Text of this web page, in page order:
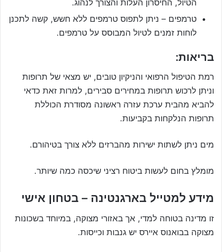
הטיול, החיסרון העלות והצורך לנהוג.
טרמפים – ניתן לתפוס טרמפים ללא חשש, קשה לתכנן
לוחות זמנים לטיול המבוסס על טרמפים.
בריאות:
רמת הטיפול הרפואי והניקיון טובים, יש מצאי של תרופות
וניתן לרכוש תרופות במחירים סבירים, למרות זאת כדאי
להביא מהבית ערכת עזרה ראשונה מסודרת הכוללת
תרופות הנלקחות בקביעות.
מים ניתן לשתות ישירות מהברזים ללא צורך בטיהורם.
מומלץ בחום לעשות ביטוח רציני שיכסה כמה שיותר.
מידע למטייל בארגנטינה – בטחון אישי
זו מדינה בטוחה למדי, אך באזורי מצוקה, במיוחד בשכונות
מצוקה בבואנוס איירס יש גנבות וכייסות.